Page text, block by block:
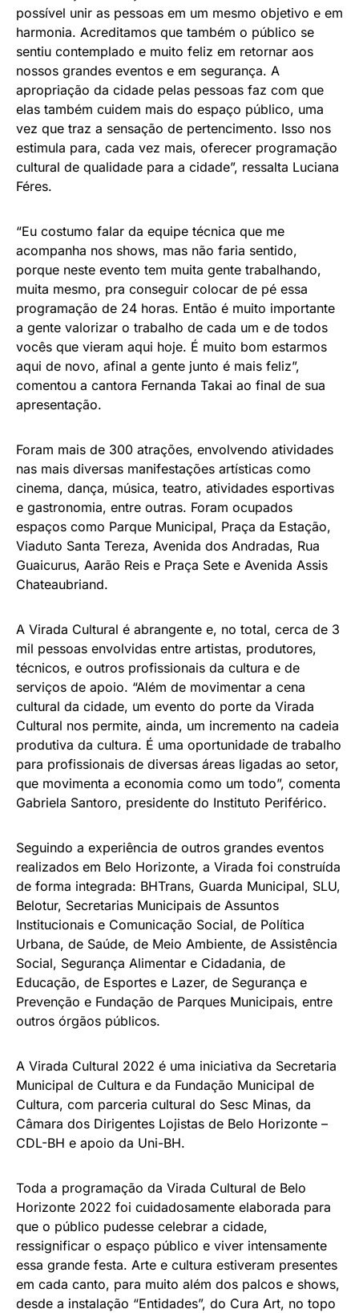
possível unir as pessoas em um mesmo objetivo e em
harmonia. Acreditamos que também o público se
sentiu contemplado e muito feliz em retornar aos
nossos grandes eventos e em segurança. A
apropriação da cidade pelas pessoas faz com que
elas também cuidem mais do espaço público, uma
vez que traz a sensação de pertencimento. Isso nos
estimula para, cada vez mais, oferecer programação
cultural de qualidade para a cidade”, ressalta Luciana
Féres.
“Eu costumo falar da equipe técnica que me
acompanha nos shows, mas não faria sentido,
porque neste evento tem muita gente trabalhando,
muita mesmo, pra conseguir colocar de pé essa
programação de 24 horas. Então é muito importante
a gente valorizar o trabalho de cada um e de todos
vocês que vieram aqui hoje. É muito bom estarmos
aqui de novo, afinal a gente junto é mais feliz”,
comentou a cantora Fernanda Takai ao final de sua
apresentação.
Foram mais de 300 atrações, envolvendo atividades
nas mais diversas manifestações artísticas como
cinema, dança, música, teatro, atividades esportivas
e gastronomia, entre outras. Foram ocupados
espaços como Parque Municipal, Praça da Estação,
Viaduto Santa Tereza, Avenida dos Andradas, Rua
Guaicurus, Aarão Reis e Praça Sete e Avenida Assis
Chateaubriand.
A Virada Cultural é abrangente e, no total, cerca de 3
mil pessoas envolvidas entre artistas, produtores,
técnicos, e outros profissionais da cultura e de
serviços de apoio. “Além de movimentar a cena
cultural da cidade, um evento do porte da Virada
Cultural nos permite, ainda, um incremento na cadeia
produtiva da cultura. É uma oportunidade de trabalho
para profissionais de diversas áreas ligadas ao setor,
que movimenta a economia como um todo”, comenta
Gabriela Santoro, presidente do Instituto Periférico.
Seguindo a experiência de outros grandes eventos
realizados em Belo Horizonte, a Virada foi construída
de forma integrada: BHTrans, Guarda Municipal, SLU,
Belotur, Secretarias Municipais de Assuntos
Institucionais e Comunicação Social, de Política
Urbana, de Saúde, de Meio Ambiente, de Assistência
Social, Segurança Alimentar e Cidadania, de
Educação, de Esportes e Lazer, de Segurança e
Prevenção e Fundação de Parques Municipais, entre
outros órgãos públicos.
A Virada Cultural 2022 é uma iniciativa da Secretaria
Municipal de Cultura e da Fundação Municipal de
Cultura, com parceria cultural do Sesc Minas, da
Câmara dos Dirigentes Lojistas de Belo Horizonte –
CDL-BH e apoio da Uni-BH.
Toda a programação da Virada Cultural de Belo
Horizonte 2022 foi cuidadosamente elaborada para
que o público pudesse celebrar a cidade,
ressignificar o espaço público e viver intensamente
essa grande festa. Arte e cultura estiveram presentes
em cada canto, para muito além dos palcos e shows,
desde a instalação “Entidades”, do Cura Art, no topo